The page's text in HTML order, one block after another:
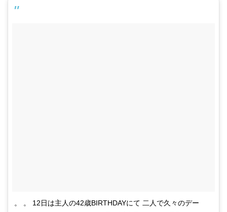
。 。 12日は主人の42歳BIRTHDAYにて 二人で久々のデー